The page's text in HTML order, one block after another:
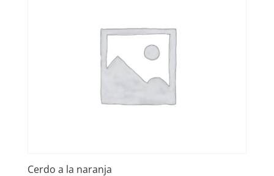
Cerdo a la naranja